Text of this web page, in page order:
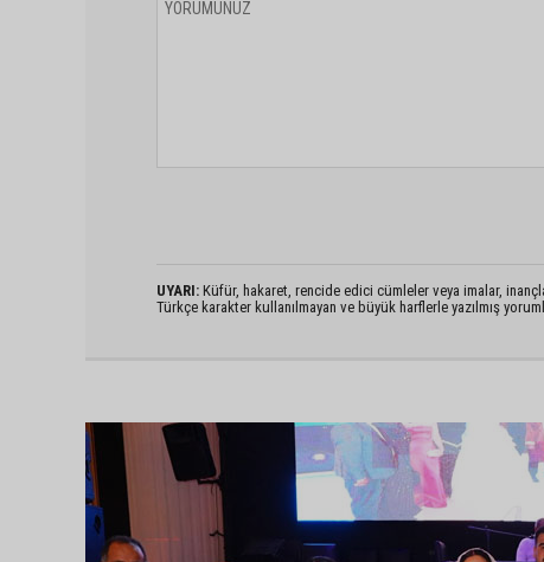
UYARI: Küfür, hakaret, rencide edici cümleler veya imalar,
Türkçe karakter kullanılmayan ve büyük harflerle yazılmış